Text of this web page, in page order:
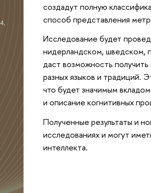
создадут полную
способ представления
Исследование будет
нидерландском, шведском,
даст возможность
разных языков и традиций.
что будет значимым
и описание когнитивных
Полученные результаты и
исследованиях и могут
интеллекта.